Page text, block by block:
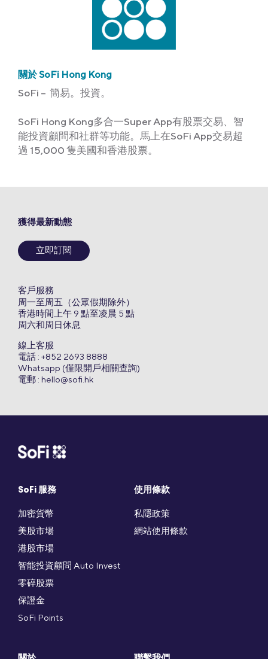
關於 SoFi Hong Kong
SoFi – 簡易。投資。
SoFi Hong Kong多合一Super App有股票交易、智
能投資顧問和社群等功能。馬上在SoFi App交易超
過 15,000 隻美國和香港股票。
SoFi 服務
加密貨幣
美股市場
港股市場
智能投資顧問 Auto Invest
零碎股票
保證金
SoFi Points
使用條款
私隱政策
網站使用條款
獲得最新動態
立即訂閱
客戶服務
周一至周五（公眾假期除外）
香港時間上午 9 點至凌晨 5 點
周六和周日休息
線上客服
電話 : +852 2693 8888
Whatsapp (僅限開戶相關查詢)
電郵 : hello@sofi.hk